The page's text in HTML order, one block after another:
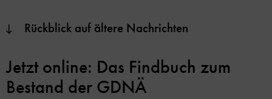
Rückblick auf ältere Nachrichten
Jetzt online: Das Findbuch zum
Bestand der GDNÄ